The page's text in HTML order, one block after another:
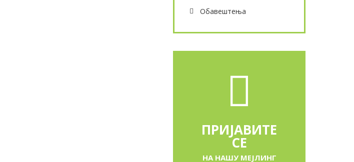
Обавештења
ПРИЈАВИТЕ
СЕ
НА НАШУ МЕЈЛИНГ